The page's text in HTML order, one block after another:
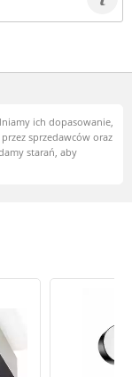
ich dopasowanie,
sprzedawców oraz
starań, aby